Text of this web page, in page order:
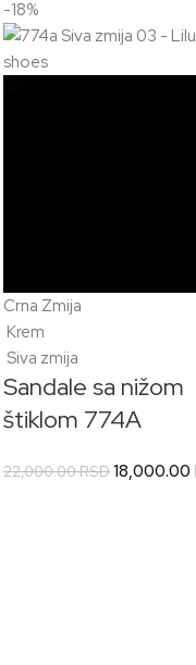
Detaljnije o dostavi i
-18%
Crna Zmija
Krem
Siva zmija
Sandale sa nižom
štiklom 774A
22,000.00RSD18,000.00